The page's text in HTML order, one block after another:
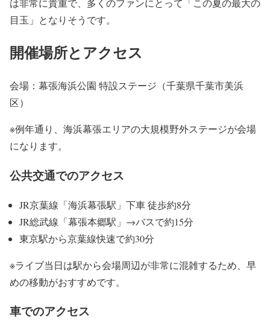
目玉」 となりそうです。
開催場所とアクセス
会場：幕張海浜公園 特設ステージ（千葉県千葉市美浜
区）
※例年通り、 海浜幕張エリアの大規模野外ステージが会場
になります。
公共交通でのアクセス
JR京葉線「海浜幕張駅」下車 徒歩約8分
JR総武線「幕張本郷駅」→バスで約15分
東京駅から京葉線快速で約30分
※ライブ当日は駅から会場周辺が非常に混雑するため、 早
めの移動がおすすめです。
車でのアクセス